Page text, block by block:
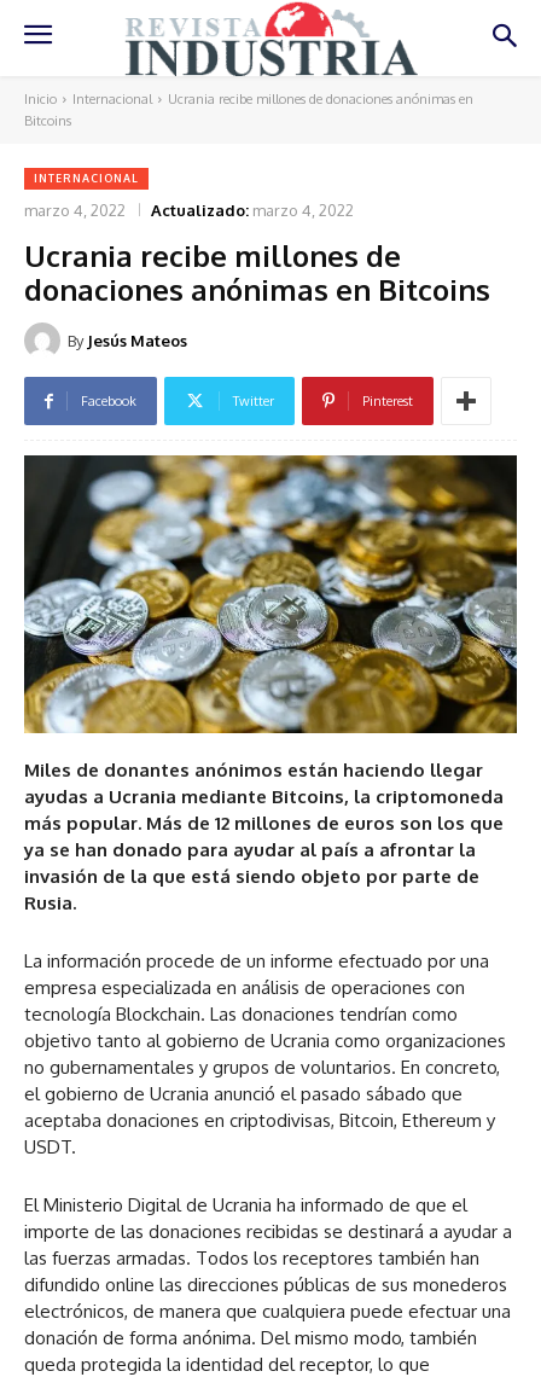
Inicio Internacional
Ucrania recibe millones de donaciones anónimas en
Bitcoins
INTERNACIONAL
marzo 4, 2022 Actualizado: marzo 4, 2022
Ucrania recibe millones de
donaciones anónimas en Bitcoins
By Jesús Mateos
Facebook Twitter Pinterest
Miles de donantes anónimos están haciendo llegar
ayudas a Ucrania mediante Bitcoins, la criptomoneda
más popular. Más de 12 millones de euros son los que
ya se han donado para ayudar al país a afrontar la
invasión de la que está siendo objeto por parte de
Rusia.
La información procede de un informe efectuado por una
empresa especializada en análisis de operaciones con
tecnología Blockchain. Las donaciones tendrían como
objetivo tanto al gobierno de Ucrania como organizaciones
no gubernamentales y grupos de voluntarios. En concreto,
el gobierno de Ucrania anunció el pasado sábado que
aceptaba donaciones en criptodivisas, Bitcoin, Ethereum y
USDT.
El Ministerio Digital de Ucrania ha informado de que el
importe de las donaciones recibidas se destinará a ayudar a
las fuerzas armadas. Todos los receptores también han
difundido online las direcciones públicas de sus monederos
electrónicos, de manera que cualquiera puede efectuar una
donación de forma anónima. Del mismo modo, también
queda protegida la identidad del receptor, lo que